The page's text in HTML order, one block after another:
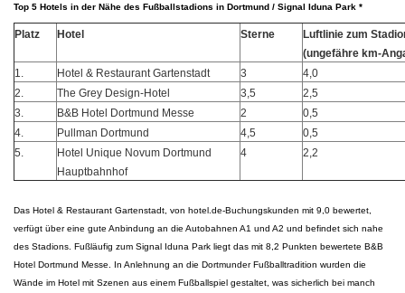
Top 5 Hotels in der Nähe des Fußballstadions in Dortmund / Signal Iduna Park *
Platz Hotel Sterne
Luftlinie zum
(ungefähre km-
1.
Hotel & Restaurant Gartenstadt 3
4,0
2.
The Grey Design-Hotel 3,5
2,5
3.
B&B Hotel Dortmund Messe 2
0,5
4.
Pullman Dortmund 4,5
0,5
5.
Hotel Unique Novum Dortmund
Hauptbahnhof
4 2,2
Das Hotel & Restaurant Gartenstadt, von hotel.de-Buchungskunden mit 9,0 bewertet,
verfügt über eine gute Anbindung an die Autobahnen A1 und A2 und befindet sich nahe
des Stadions. Fußläufig zum Signal Iduna Park liegt das mit 8,2 Punkten bewertete B&B
Hotel Dortmund Messe. In Anlehnung an die Dortmunder Fußballtradition wurden die
Wände im Hotel mit Szenen aus einem Fußballspiel gestaltet, was sicherlich bei manch